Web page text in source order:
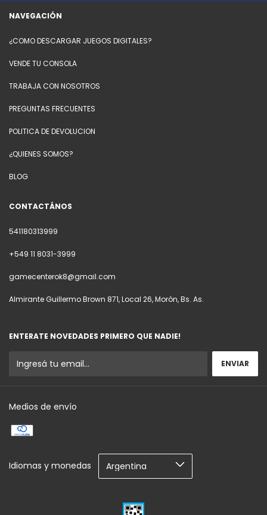
NAVEGACIÓN
¿COMO DESCARGAR JUEGOS DIGITALES?
VENDE TU CONSOLA
TRABAJA CON NOSOTROS
PREGUNTAS FRECUENTES
POLITICA DE DEVOLUCION
¿QUIENES SOMOS?
BLOG
CONTACTÁNOS
541180313999
+549 11 8031-3999
gamecenterok8@gmail.com
Almirante Guillermo Brown 871, Local 26, Morón, Bs. As.
ENTERATE NOVEDADES PRIMERO QUE NADIE!
Medios de envío
Idiomas y monedas